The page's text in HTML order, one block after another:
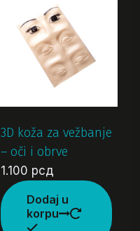
3D koža za vežbanje
– oči i obrve
1.100 рсд
Dodaj u
korpu